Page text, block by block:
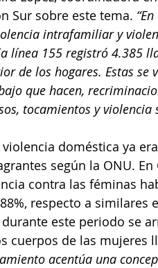
Sur sobre este tema.
intrafamiliar y
línea 155 registró 4.385
de los hogares. Estas se
que hacen,
tocamientos y violencia
doméstica ya
según la ONU. En
contra las féminas
respecto a similares
este periodo se
cuerpos de las mujeres
acentúa una